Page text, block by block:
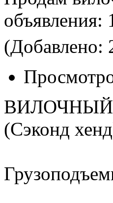
объявления:
(Добавлено:
ВИЛОЧНЫЙ
(Сэконд